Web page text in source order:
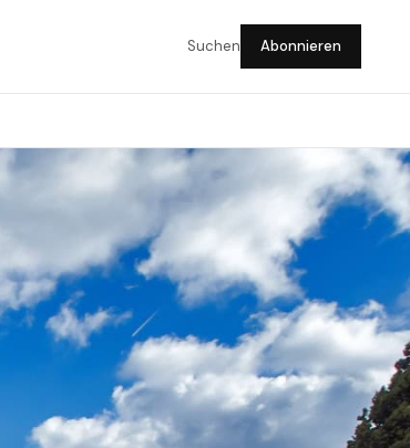
Suchen Abonnieren